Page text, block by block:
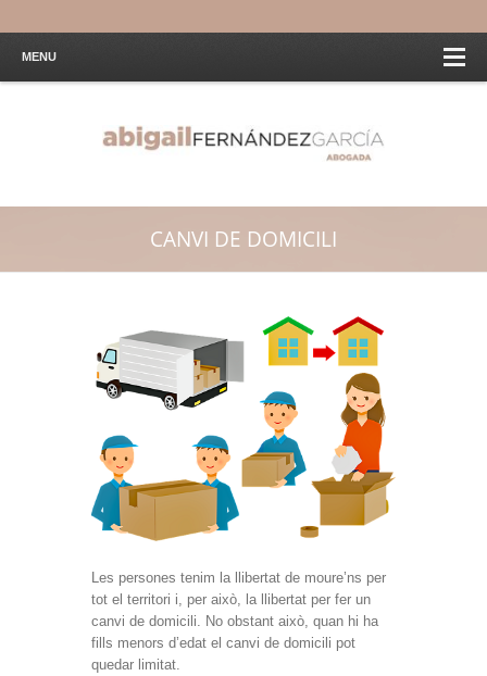
MENU
CANVI DE DOMICILI
Les persones tenim la llibertat de moure’ns per
tot el territori i, per això, la llibertat per fer un
canvi de domicili. No obstant això, quan hi ha
fills menors d’edat el canvi de domicili pot
quedar limitat.